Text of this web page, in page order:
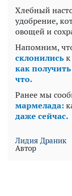
Хлебный
удобрение,
овощей и
Напомним,
склонились
как
что.
Ранее мы
мармелада:
даже сейчас.
Лидия Драник
Автор